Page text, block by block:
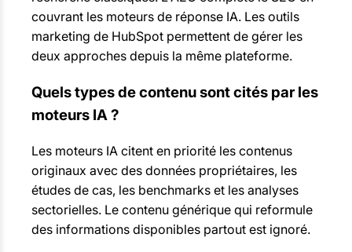
couvrant les moteurs de réponse IA. Les outils
marketing de HubSpot permettent de gérer les
deux approches depuis la même plateforme.
Quels types de contenu sont cités par les
moteurs IA ?
Les moteurs IA citent en priorité les contenus
originaux avec des données propriétaires, les
études de cas, les benchmarks et les analyses
sectorielles. Le contenu générique qui reformule
des informations disponibles partout est ignoré.